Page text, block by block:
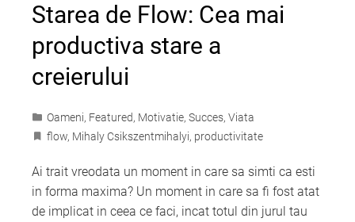
Starea de Flow: Cea mai
productiva stare a
creierului
Oameni, Featured, Motivatie, Succes, Viata
flow, Mihaly Csikszentmihalyi, productivitate
Ai trait vreodata un moment in care sa simti ca esti
in forma maxima? Un moment in care sa fi fost atat
de implicat in ceea ce faci, incat totul din jurul tau